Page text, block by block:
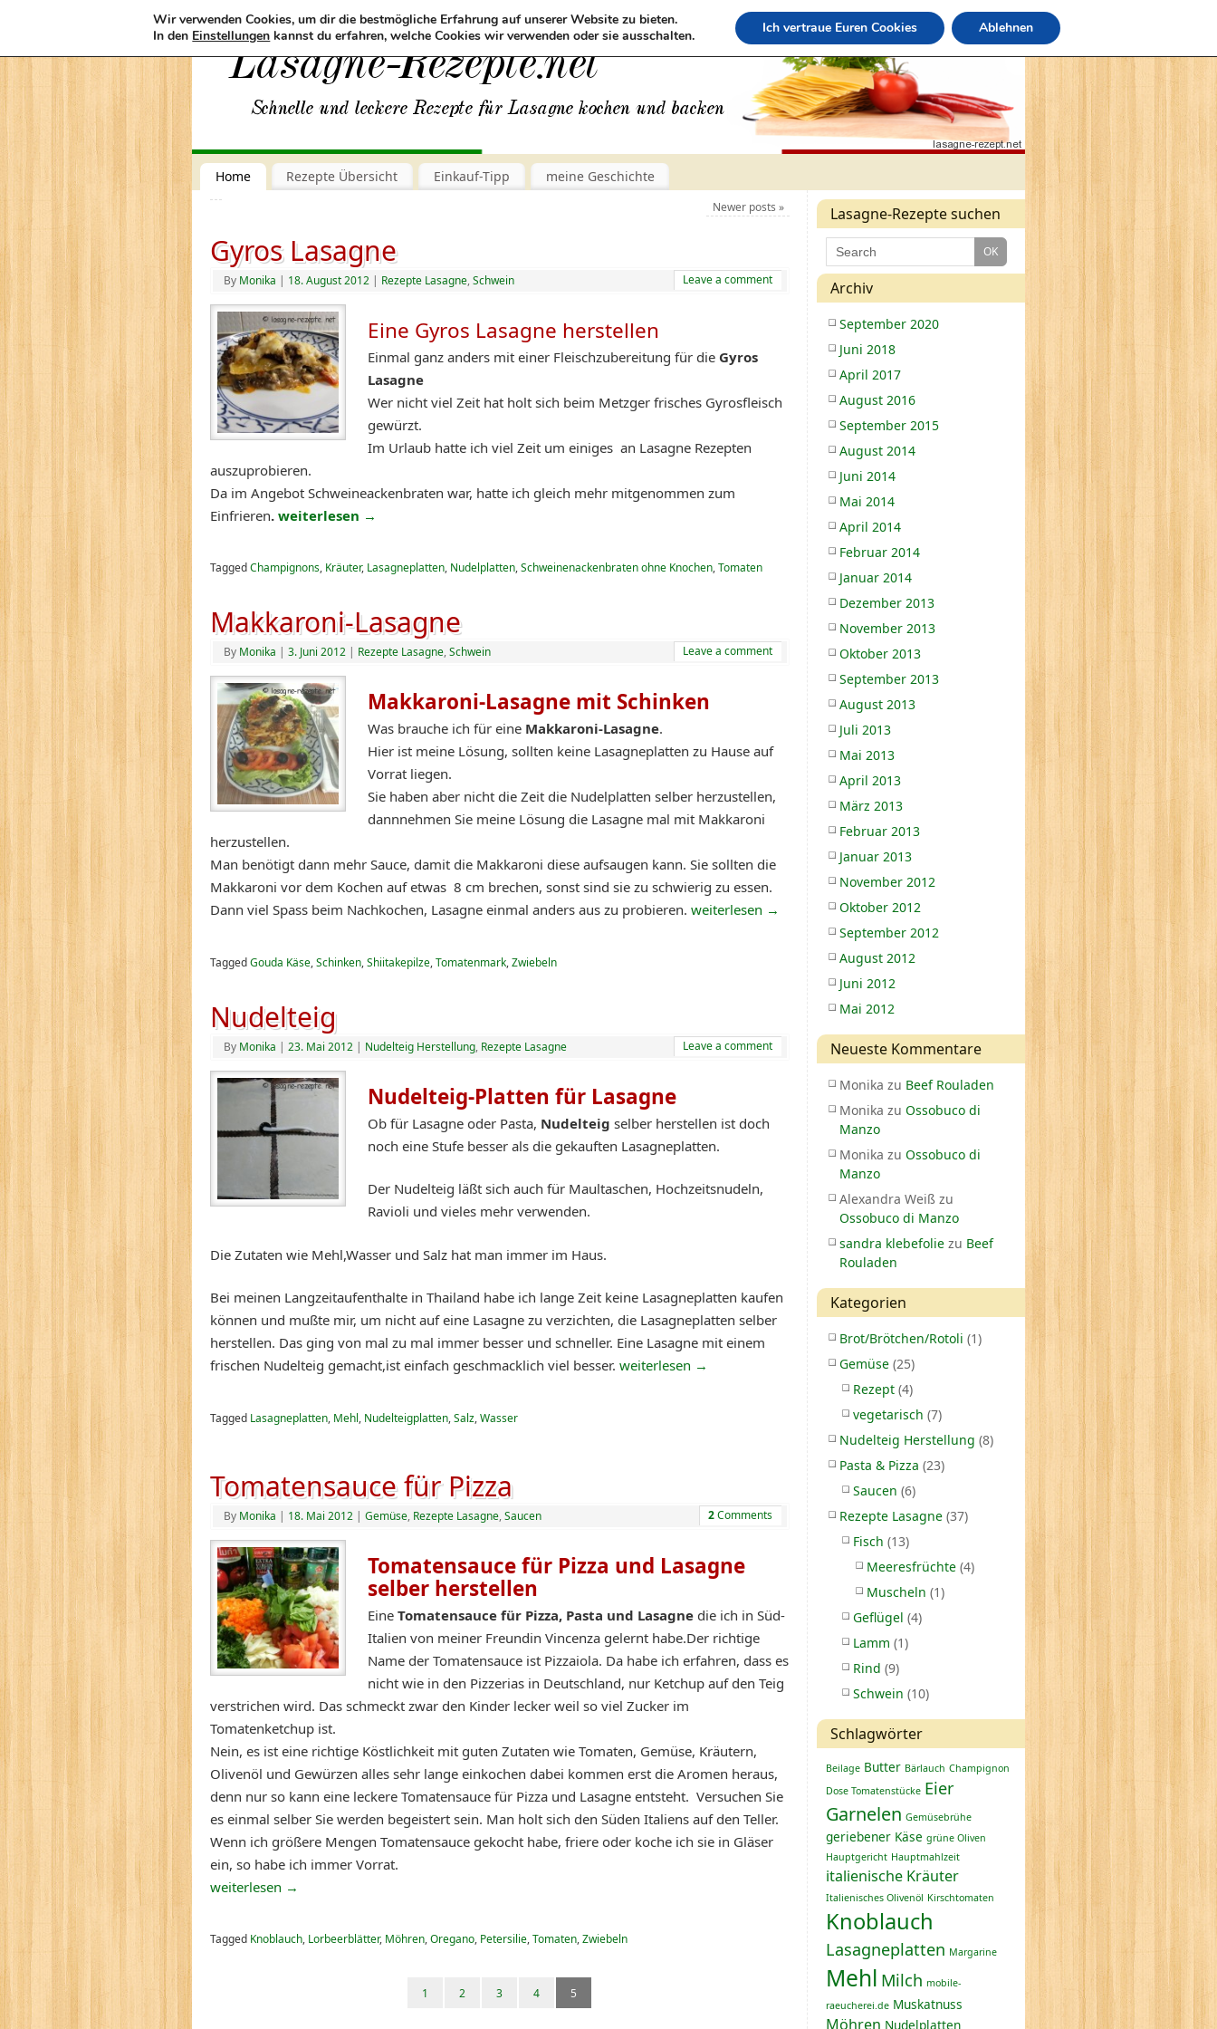
Home Rezepte Übersicht Einkauf-Tipp meine Geschichte
Newer posts »
Gyros Lasagne
By Monika | 18. August 2012 | Rezepte Lasagne,Schwein Leave a comment
Eine Gyros Lasagne herstellen
Einmal ganz anders mit einer Fleischzubereitung für die Gyros
Lasagne
Wer nicht viel Zeit hat holt sich beim Metzger frisches Gyrosfleisch
gewürzt.
Im Urlaub hatte ich viel Zeit um einiges an Lasagne Rezepten
auszuprobieren.
Da im Angebot Schweineackenbraten war, hatte ich gleich mehr mitgenommen zum
Einfrieren. weiterlesen →
TaggedChampignons, Kräuter, Lasagneplatten, Nudelplatten,Schweinenackenbraten ohne Knochen,Tomaten
Makkaroni-Lasagne
By Monika | 3. Juni 2012 | Rezepte Lasagne,Schwein Leave a comment
Makkaroni-Lasagne mit Schinken
Was brauche ich für eine Makkaroni-Lasagne.
Hier ist meine Lösung, sollten keine Lasagneplatten zu Hause auf
Vorrat liegen.
Sie haben aber nicht die Zeit die Nudelplatten selber herzustellen,
dannnehmen Sie meine Lösung die Lasagne mal mit Makkaroni
herzustellen.
Man benötigt dann mehr Sauce, damit die Makkaroni diese aufsaugen kann. Sie sollten die
Makkaroni vor dem Kochen auf etwas 8 cm brechen, sonst sind sie zu schwierig zu essen.
Dann viel Spass beim Nachkochen, Lasagne einmal anders aus zu probieren. weiterlesen →
TaggedGouda Käse,Schinken,Shiitakepilze,Tomatenmark,Zwiebeln
Nudelteig
By Monika | 23. Mai 2012 | Nudelteig Herstellung, Rezepte Lasagne Leave a comment
Nudelteig-Platten für Lasagne
Ob für Lasagne oder Pasta, Nudelteig selber herstellen ist doch
noch eine Stufe besser als die gekauften Lasagneplatten.
Der Nudelteig läßt sich auch für Maultaschen, Hochzeitsnudeln,
Ravioli und vieles mehr verwenden.
Die Zutaten wie Mehl,Wasser und Salz hat man immer im Haus.
Bei meinen Langzeitaufenthalte in Thailand habe ich lange Zeit keine Lasagneplatten kaufen
können und mußte mir, um nicht auf eine Lasagne zu verzichten, die Lasagneplatten selber
herstellen. Das ging von mal zu mal immer besser und schneller. Eine Lasagne mit einem
frischen Nudelteig gemacht,ist einfach geschmacklich viel besser. weiterlesen →
Tagged Lasagneplatten, Mehl, Nudelteigplatten,Salz,Wasser
Tomatensauce für Pizza
By Monika | 18. Mai 2012 | Gemüse, Rezepte Lasagne,Saucen 2Comments
Tomatensauce für Pizza und Lasagne
selber herstellen
Eine Tomatensauce für Pizza, Pasta und Lasagne die ich in Süd-
Italien von meiner Freundin Vincenza gelernt habe.Der richtige
Name der Tomatensauce ist Pizzaiola. Da habe ich erfahren, dass es
nicht wie in den Pizzerias in Deutschland, nur Ketchup auf den Teig
verstrichen wird. Das schmeckt zwar den Kinder lecker weil so viel Zucker im
Tomatenketchup ist.
Nein, es ist eine richtige Köstlichkeit mit guten Zutaten wie Tomaten, Gemüse, Kräutern,
Olivenöl und Gewürzen alles sehr lange einkochen dabei kommen erst die Aromen heraus,
denn nur so kann eine leckere Tomatensauce für Pizza und Lasagne entsteht. Versuchen Sie
es einmal selber Sie werden begeistert sein. Man holt sich den Süden Italiens auf den Teller.
Wenn ich größere Mengen Tomatensauce gekocht habe, friere oder koche ich sie in Gläser
ein, so habe ich immer Vorrat.
weiterlesen →
Tagged Knoblauch, Lorbeerblätter, Möhren,Oregano, Petersilie,Tomaten,Zwiebeln
1 2 3 4 5
Lasagne-Rezepte suchen
Archiv
September 2020
Juni 2018
April 2017
August 2016
September 2015
August 2014
Juni 2014
Mai 2014
April 2014
Februar 2014
Januar 2014
Dezember 2013
November 2013
Oktober 2013
September 2013
August 2013
Juli 2013
Mai 2013
April 2013
März 2013
Februar 2013
Januar 2013
November 2012
Oktober 2012
September 2012
August 2012
Juni 2012
Mai 2012
Neueste Kommentare
Monika zu Beef Rouladen
Monika zu Ossobuco di
Manzo
Monika zu Ossobuco di
Manzo
Alexandra Weiß zu
Ossobuco di Manzo
sandra klebefolie zu Beef
Rouladen
Kategorien
Brot/Brötchen/Rotoli (1)
Gemüse (25)
Rezept (4)
vegetarisch (7)
Nudelteig Herstellung (8)
Pasta & Pizza (23)
Saucen (6)
Rezepte Lasagne (37)
Fisch (13)
Meeresfrüchte (4)
Muscheln (1)
Geflügel (4)
Lamm (1)
Rind (9)
Schwein (10)
Schlagwörter
Beilage Butter Bärlauch Champignon
Dose Tomatenstücke Eier
Garnelen Gemüsebrühe
geriebener Käse grüne Oliven
Hauptgericht Hauptmahlzeit
italienische Kräuter
Italienisches Olivenöl Kirschtomaten
Knoblauch
Lasagneplatten Margarine
Mehl Milch mobile-
raeucherei.de Muskatnuss
Möhren Nudelplatten
Wir verwenden Cookies, um dir die bestmögliche Erfahrung auf unserer Website zu bieten.
In den Einstellungen kannst du erfahren, welche Cookies wir verwenden oder sie ausschalten. Ich vertraue Euren Cookies Ablehnen